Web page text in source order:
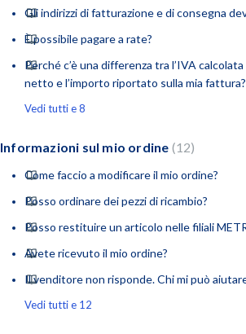
Gli indirizzi di fatturazione e di consegna
È possibile pagare a rate?
Perché c’è una differenza tra l’IVA
netto e l’importo riportato sulla mia fattura?
Vedi tutti e 8
Informazioni sul mio ordine 12
Come faccio a modificare il mio ordine?
Posso ordinare dei pezzi di ricambio?
Posso restituire un articolo nelle filiali
Avete ricevuto il mio ordine?
Il venditore non risponde. Chi mi può
Vedi tutti e 12